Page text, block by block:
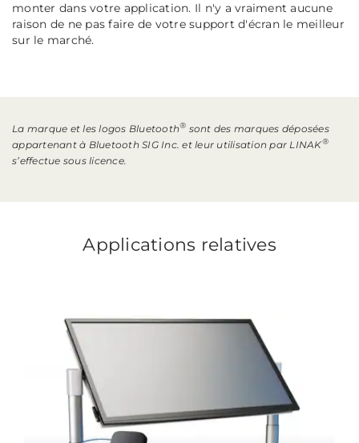
monter dans votre application. Il n'y a vraiment aucune
raison de ne pas faire de votre support d'écran le meilleur
sur le marché.
La marque et les logos Bluetooth® sont des marques déposées
appartenant à Bluetooth SIG Inc. et leur utilisation par LINAK®
s’effectue sous licence.
Applications relatives